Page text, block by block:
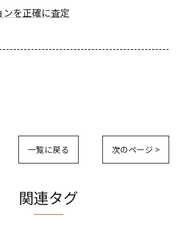
を正確に査定
一覧に戻る 次のページ >
関連タグ